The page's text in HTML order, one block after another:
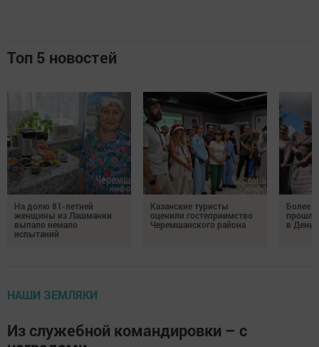
Топ 5 новостей
На долю 81-летней
женщины из Лашманки
выпало немало
испытаний
Казанские туристы
оценили гостеприимство
Черемшанского района
Более
в День
НАШИ ЗЕМЛЯКИ
Из служебной командировки – с